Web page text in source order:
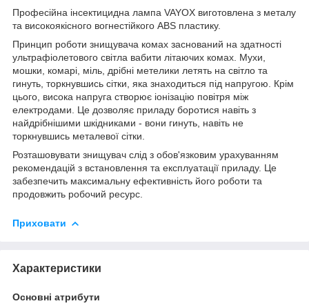
Професійна інсектицидна лампа VAYOX виготовлена з металу
та високоякісного вогнестійкого ABS пластику.
Принцип роботи знищувача комах заснований на здатності
ультрафіолетового світла вабити літаючих комах. Мухи,
мошки, комарі, міль, дрібні метелики летять на світло та
гинуть, торкнувшись сітки, яка знаходиться під напругою. Крім
цього, висока напруга створює іонізацію повітря між
електродами. Це дозволяє приладу боротися навіть з
найдрібнішими шкідниками - вони гинуть, навіть не
торкнувшись металевої сітки.
Розташовувати знищувач слід з обов'язковим урахуванням
рекомендацій з встановлення та експлуатації приладу. Це
забезпечить максимальну ефективність його роботи та
продовжить робочий ресурс.
Приховати
Характеристики
Основні атрибути